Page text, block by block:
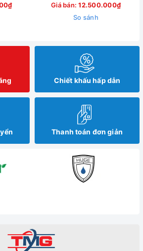
Giá bán:12.500.000₫
So sánh
Chiết khấu hấp dẫn
Thanh toán đơn giản